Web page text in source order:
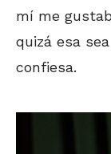
mí me
quizá esa
confiesa.